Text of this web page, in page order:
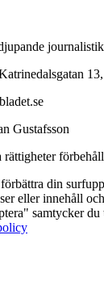
journalistik
Gustafsson
din
eller innehåll
samtycker